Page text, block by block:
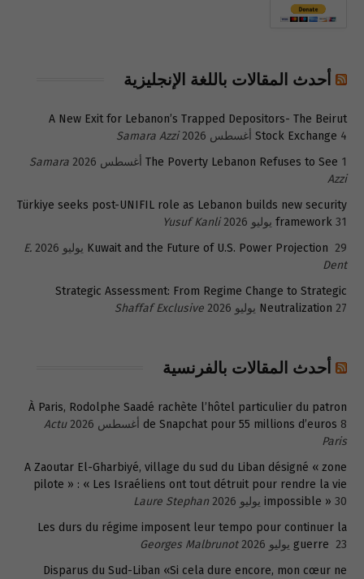
أحدث المقالات باللغة الإنجليزية
A New Exit for Lebanon’s Trapped Depositors- The Beirut
Stock Exchange 4 أغسطس 2026
Samara Azzi
The Poverty Lebanon Refuses to See 1 أغسطس 2026
Samara
Azzi
Türkiye seeks post-UNIFIL role as Lebanon builds new security
framework 31 يوليو 2026
Yusuf Kanli
Kuwait and the Future of U.S. Power Projection 29 يوليو 2026
E.
Dent
Strategic Assessment: From Regime Change to Strategic
Neutralization 27 يوليو 2026 Shaffaf Exclusive
أحدث المقالات بالفرنسية
À Paris, Rodolphe Saadé rachète l’hôtel particulier du patron
de Snapchat pour 55 millions d’euros 8 أغسطس 2026
Actu
Paris
A Zaoutar El-Gharbiyé, village du sud du Liban désigné « zone
pilote » : « Les Israéliens ont tout détruit pour rendre la vie
impossible » 30 يوليو 2026
Laure Stephan
Les durs du régime imposent leur tempo pour continuer la
guerre 23 يوليو 2026
Georges Malbrunot
Disparus du Sud-Liban «Si cela dure encore, mon cœur ne